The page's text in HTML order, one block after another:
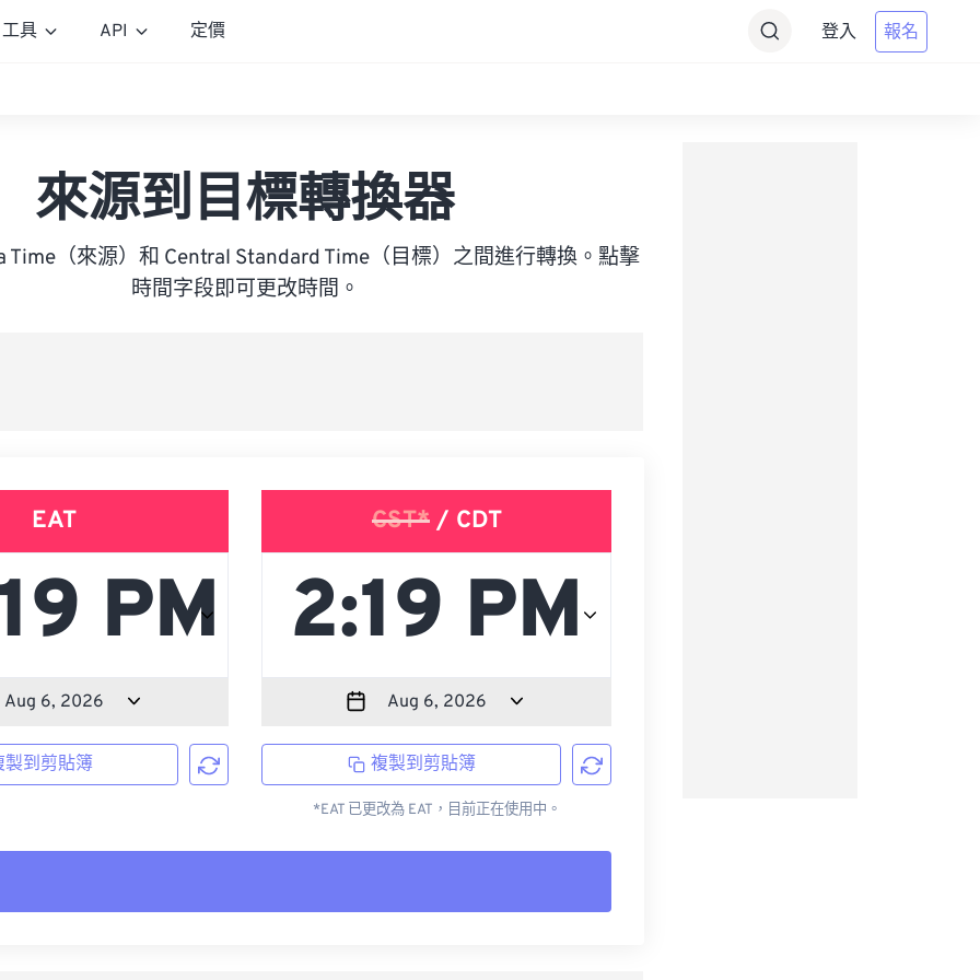
工具 API 定價 登入 報名
來源到目標轉換器
Time（來源）和 Central Standard Time（目標）之間進行轉換。點擊
時間字段即可更改時間。
EAT
製到剪貼簿
CST*/ CDT
複製到剪貼簿
*EAT 已更改為 EAT，目前正在使用中。